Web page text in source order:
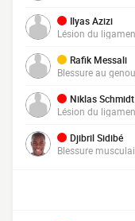
Ilyas Azizi
Lésion du
Rafik Messali
Blessure au genou
Niklas Schmidt
Lésion du
Djibril Sidibé
Blessure